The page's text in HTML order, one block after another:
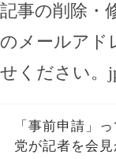
記事の削除・
のメールアド
せください。
「事前申請」
党が記者を会